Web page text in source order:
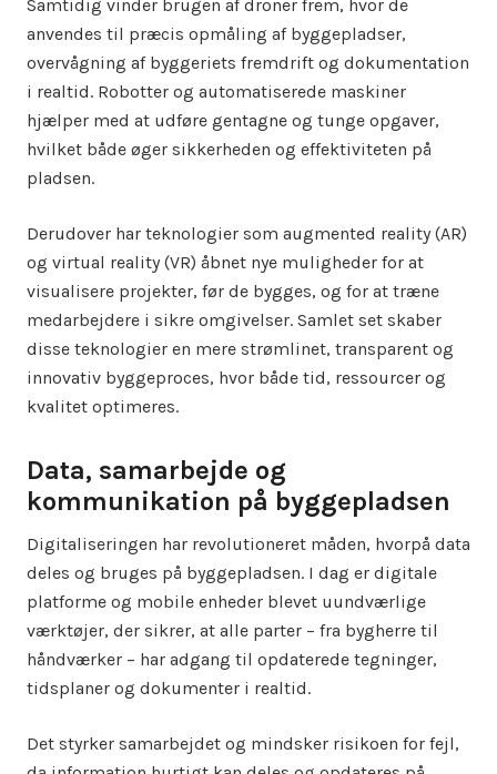
Samtidig vinder brugen af droner frem, hvor de
anvendes til præcis opmåling af byggepladser,
overvågning af byggeriets fremdrift og dokumentation
i realtid. Robotter og automatiserede maskiner
hjælper med at udføre gentagne og tunge opgaver,
hvilket både øger sikkerheden og effektiviteten på
pladsen.
Derudover har teknologier som augmented reality (AR)
og virtual reality (VR) åbnet nye muligheder for at
visualisere projekter, før de bygges, og for at træne
medarbejdere i sikre omgivelser. Samlet set skaber
disse teknologier en mere strømlinet, transparent og
innovativ byggeproces, hvor både tid, ressourcer og
kvalitet optimeres.
Data, samarbejde og
kommunikation på byggepladsen
Digitaliseringen har revolutioneret måden, hvorpå data
deles og bruges på byggepladsen. I dag er digitale
platforme og mobile enheder blevet uundværlige
værktøjer, der sikrer, at alle parter – fra bygherre til
håndværker – har adgang til opdaterede tegninger,
tidsplaner og dokumenter i realtid.
Det styrker samarbejdet og mindsker risikoen for fejl,